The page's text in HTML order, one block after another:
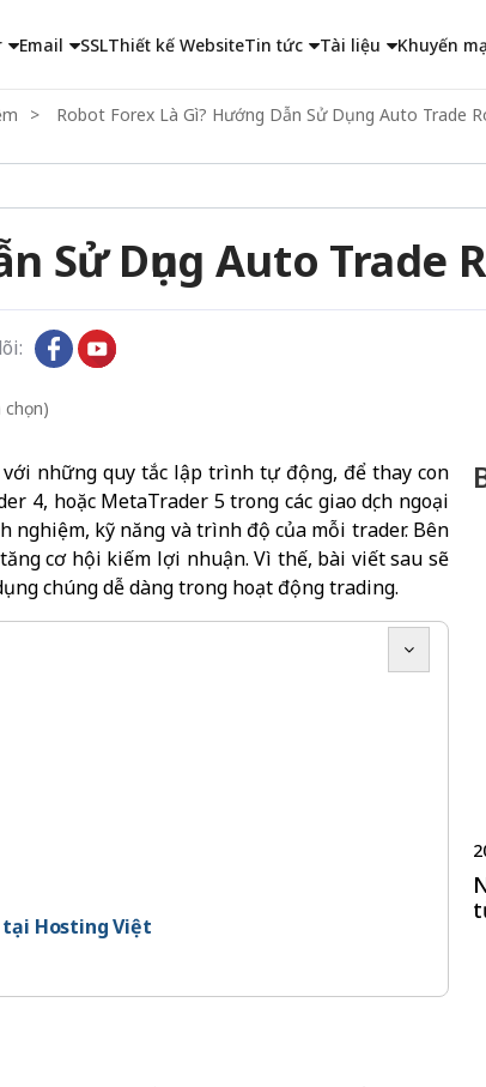
Email SSLThiết kế WebsiteTin tức Tài liệu Khuyến
Robot Forex Là Gì? Hướng Dẫn Sử Dụng Auto Trade
Sử Dụng Auto Trade
chọn)
những quy tắc lập trình tự động, để thay con
4, hoặc MetaTrader 5 trong các giao dịch ngoại
nghiệm, kỹ năng và trình độ của mỗi trader. Bên
cơ hội kiếm lợi nhuận. Vì thế, bài viết sau sẽ
chúng dễ dàng trong hoạt động trading.
tại Hosting Việt